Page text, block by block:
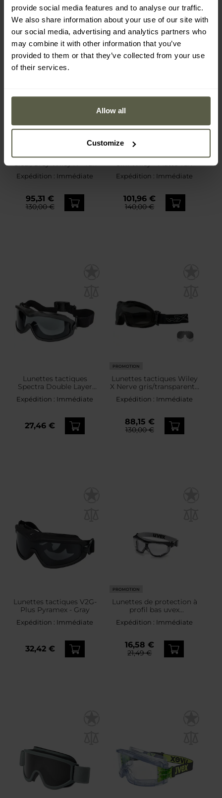
provide social media features and to analyse our traffic.
We also share information about your use of our site with
our social media, advertising and analytics partners who
may combine it with other information that you’ve
provided to them or that they’ve collected from your use
of their services.
Allow all
Customize
Lunettes tactiques Lynx
Clear/Grey Wiley X - Tan
Expédition : Immédiate
95,31 €
130,00 €
PROMOTION
Lunettes X SPEAR Set
3in1 Wiley - Matte Tan
Expédition : Immédiate
101,96 €
140,00 €
Lunettes tactiques
Spectra Double Layer
FMA - Black
Expédition : Immédiate
27,46 €
PROMOTION
Lunettes tactiques Wiley
X Nerve gris/transparent -
Matte Black
Expédition : Immédiate
88,15 €
130,00 €
Lunettes tactiques V2G-
Plus Pyramex - Gray
Expédition : Immédiate
32,42 €
PROMOTION
Lunettes de protection à
profil bas uvex
Carbonvision 9307.375
Expédition : Immédiate
16,58 €
21,49 €